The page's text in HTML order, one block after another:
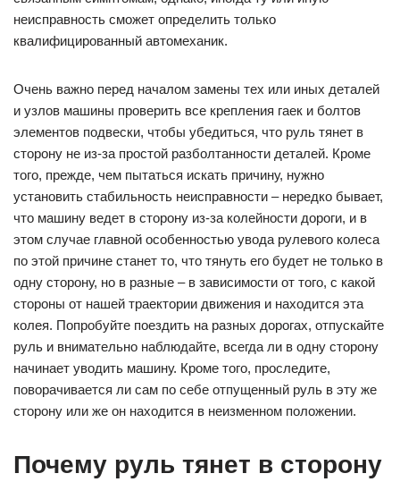
неисправность сможет определить только
квалифицированный автомеханик.
Очень важно перед началом замены тех или иных деталей
и узлов машины проверить все крепления гаек и болтов
элементов подвески, чтобы убедиться, что руль тянет в
сторону не из-за простой разболтанности деталей. Кроме
того, прежде, чем пытаться искать причину, нужно
установить стабильность неисправности – нередко бывает,
что машину ведет в сторону из-за колейности дороги, и в
этом случае главной особенностью увода рулевого колеса
по этой причине станет то, что тянуть его будет не только в
одну сторону, но в разные – в зависимости от того, с какой
стороны от нашей траектории движения и находится эта
колея. Попробуйте поездить на разных дорогах, отпускайте
руль и внимательно наблюдайте, всегда ли в одну сторону
начинает уводить машину. Кроме того, проследите,
поворачивается ли сам по себе отпущенный руль в эту же
сторону или же он находится в неизменном положении.
Почему руль тянет в сторону